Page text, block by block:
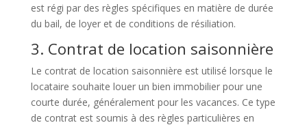
est régi par des règles spécifiques en matière de durée
du bail, de loyer et de conditions de résiliation.
3. Contrat de location saisonnière
Le contrat de location saisonnière est utilisé lorsque le
locataire souhaite louer un bien immobilier pour une
courte durée, généralement pour les vacances. Ce type
de contrat est soumis à des règles particulières en